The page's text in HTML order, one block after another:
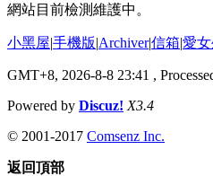
網站目前檢測維護中。
小黑屋|手機版|Archiver|信箱|愛
GMT+8, 2026-8-8 23:41 ,
Powered by Discuz! X3.4
© 2001-2017 Comsenz Inc.
返回頂部